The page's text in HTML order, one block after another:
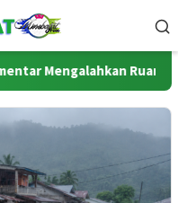
Ruang Sidang